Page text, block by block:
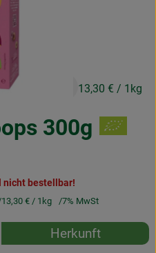
300g
€ 13,30 € / 1kg
bestellbar!
13,30 € / 1kg 7% MwSt
Herkunft